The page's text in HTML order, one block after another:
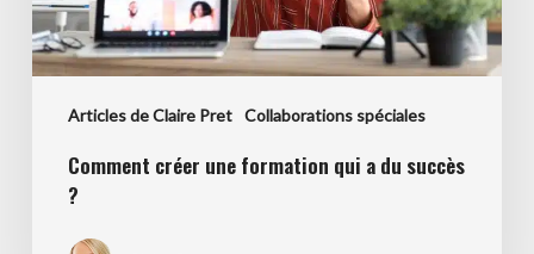
Articles de Claire Pret Collaborations spéciales
Comment créer une formation qui a du succès
?